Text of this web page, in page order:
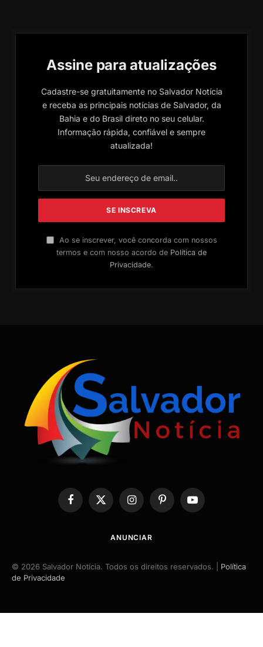
Assine para atualizações
Cadastre-se gratuitamente no Salvador Notícia
e receba as principais notícias de Salvador, da
Bahia e do Brasil direto no seu celular.
Informação rápida, confiável e sempre
atualizada!
Ao se inscrever, você concorda com nossos
termos e com nosso acordo de Política de
Privacidade.
Facebook
X
InstagramPinterestYouTube
ANUNCIAR
© 2026 Salvador Notícia. Todos os direitos reservados. | Política
de Privacidade